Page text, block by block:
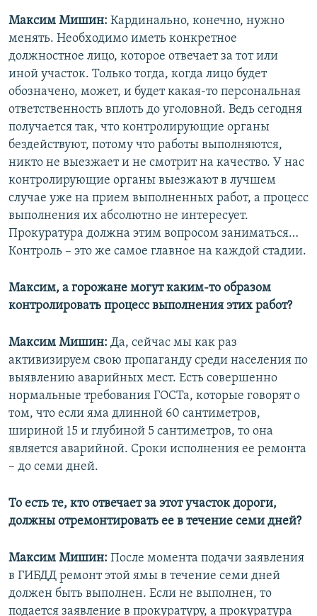
Максим Мишин: Кардинально, конечно, нужно
менять. Необходимо иметь конкретное
должностное лицо, которое отвечает за тот или
иной участок. Только тогда, когда лицо будет
обозначено, может, и будет какая-то персональная
ответственность вплоть до уголовной. Ведь сегодня
получается так, что контролирующие органы
бездействуют, потому что работы выполняются,
никто не выезжает и не смотрит на качество. У нас
контролирующие органы выезжают в лучшем
случае уже на прием выполненных работ, а процесс
выполнения их абсолютно не интересует.
Прокуратура должна этим вопросом заниматься…
Контроль – это же самое главное на каждой стадии.
Максим, а горожане могут каким-то образом
контролировать процесс выполнения этих работ?
Максим Мишин: Да, сейчас мы как раз
активизируем свою пропаганду среди населения по
выявлению аварийных мест. Есть совершенно
нормальные требования ГОСТа, которые говорят о
том, что если яма длинной 60 сантиметров,
шириной 15 и глубиной 5 сантиметров, то она
является аварийной. Сроки исполнения ее ремонта
– до семи дней.
То есть те, кто отвечает за этот участок дороги,
должны отремонтировать ее в течение семи дней?
Максим Мишин: После момента подачи заявления
в ГИБДД ремонт этой ямы в течение семи дней
должен быть выполнен. Если не выполнен, то
подается заявление в прокуратуру, а прокуратура